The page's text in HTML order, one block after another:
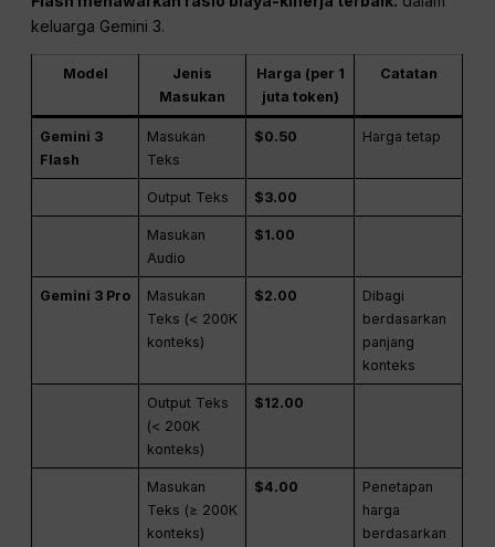
keluarga Gemini 3.
Model
Jenis
Masukan
Harga (per 1
juta token)
Catatan
Gemini 3
Flash
Masukan
Teks
$0.50 Harga tetap
Output Teks $3.00
Masukan
Audio
$1.00
Gemini 3 Pro
Masukan
Teks (< 200K
konteks)
$2.00
Dibagi
berdasarkan
panjang
konteks
Output Teks
(< 200K
konteks)
$12.00
Masukan
Teks (≥ 200K
konteks)
$4.00
Penetapan
harga
berdasarkan